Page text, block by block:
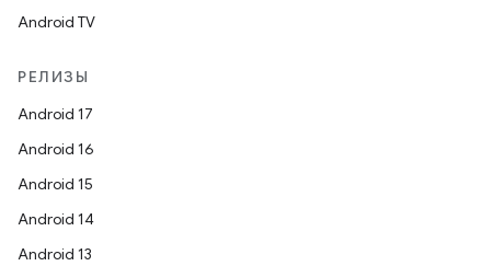
Android TV
РЕЛИЗЫ
Android 17
Android 16
Android 15
Android 14
Android 13